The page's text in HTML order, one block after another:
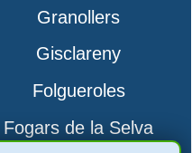
Granollers
Gisclareny
Folgueroles
Fogars de la Selva